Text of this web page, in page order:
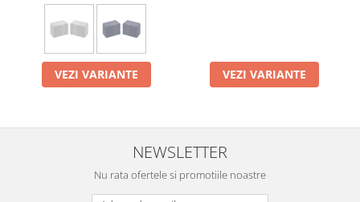
VEZI VARIANTE VEZI VARIANTE
NEWSLETTER
Nu rata ofertele si promotiile noastre